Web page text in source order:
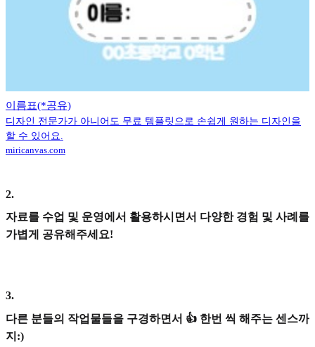
이름표(*공유)
디자인 전문가가 아니어도 무료 템플릿으로 손쉽게 원하는 디자인을
할 수 있어요.
miricanvas.com
2.
자료를 수업 및 운영에서 활용하시면서 다양한 경험 및 사례를
가볍게 공유해주세요!
3.
다른 분들의 작업물들을 구경하면서 👍 한번 씩 해주는 센스까
지:)